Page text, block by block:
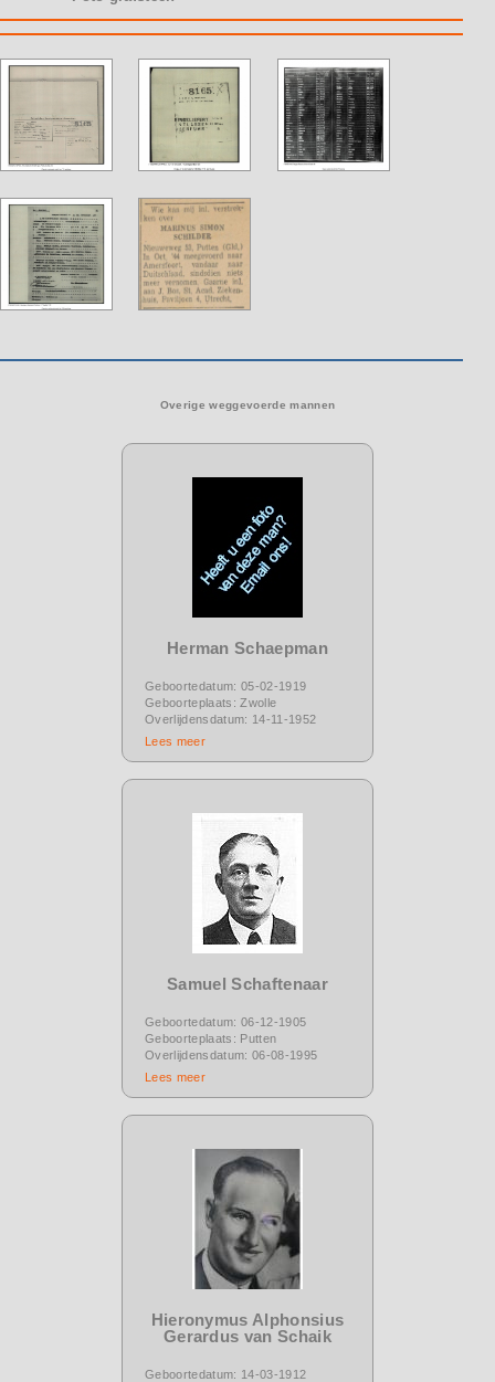
Overige weggevoerde mannen
Herman Schaepman
Geboortedatum: 05-02-1919
Geboorteplaats: Zwolle
Overlijdensdatum: 14-11-1952
Lees meer
Samuel Schaftenaar
Geboortedatum: 06-12-1905
Geboorteplaats: Putten
Overlijdensdatum: 06-08-1995
Lees meer
Hieronymus Alphonsius
Gerardus van Schaik
Geboortedatum: 14-03-1912